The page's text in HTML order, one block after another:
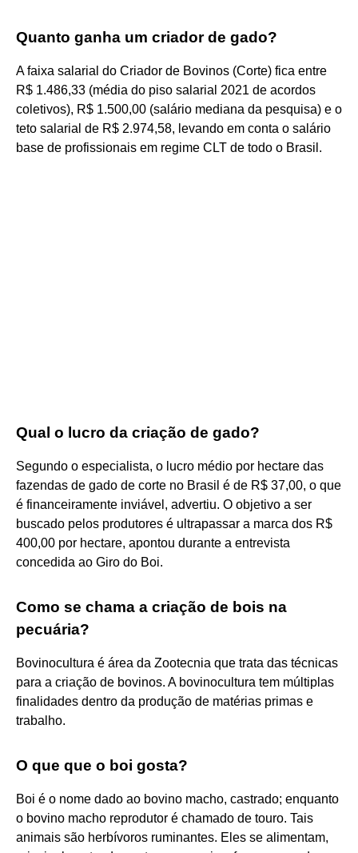
Quanto ganha um criador de gado?
A faixa salarial do Criador de Bovinos (Corte) fica entre
R$ 1.486,33 (média do piso salarial 2021 de acordos
coletivos), R$ 1.500,00 (salário mediana da pesquisa) e o
teto salarial de R$ 2.974,58, levando em conta o salário
base de profissionais em regime CLT de todo o Brasil.
Qual o lucro da criação de gado?
Segundo o especialista, o lucro médio por hectare das
fazendas de gado de corte no Brasil é de R$ 37,00, o que
é financeiramente inviável, advertiu. O objetivo a ser
buscado pelos produtores é ultrapassar a marca dos R$
400,00 por hectare, apontou durante a entrevista
concedida ao Giro do Boi.
Como se chama a criação de bois na
pecuária?
Bovinocultura é área da Zootecnia que trata das técnicas
para a criação de bovinos. A bovinocultura tem múltiplas
finalidades dentro da produção de matérias primas e
trabalho.
O que que o boi gosta?
Boi é o nome dado ao bovino macho, castrado; enquanto
o bovino macho reprodutor é chamado de touro. Tais
animais são herbívoros ruminantes. Eles se alimentam,